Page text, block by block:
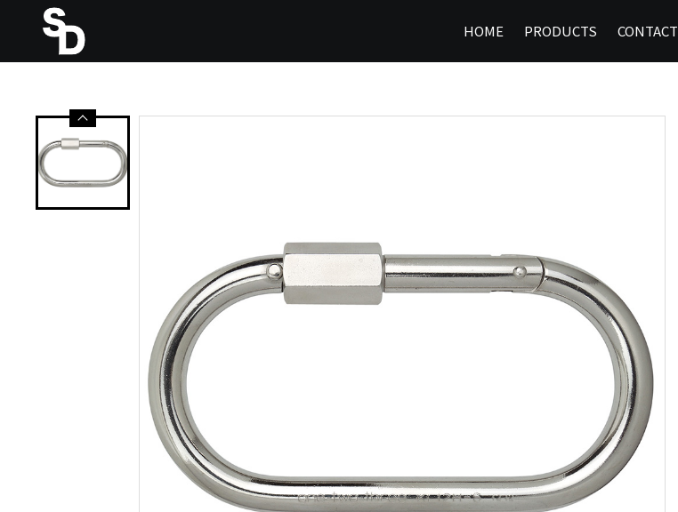
HOME PRODUCTS CONTACT